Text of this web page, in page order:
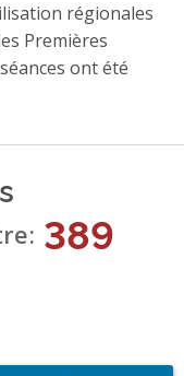
régionales
Premières
ont été
389